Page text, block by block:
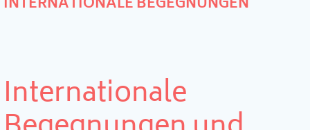
Internationale